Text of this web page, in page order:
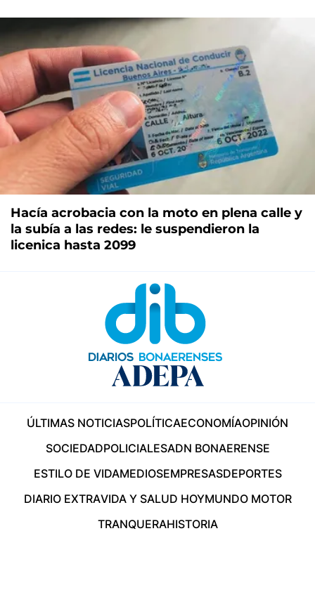
Hacía acrobacia con la moto en plena calle y
la subía a las redes: le suspendieron la
licenica hasta 2099
ÚLTIMAS NOTICIASPOLÍTICAECONOMÍAOPINIÓN
SOCIEDADPOLICIALESADN BONAERENSE
ESTILO DE VIDAMEDIOSEMPRESASDEPORTES
DIARIO EXTRAVIDA Y SALUD HOYMUNDO MOTOR
TRANQUERAHISTORIA